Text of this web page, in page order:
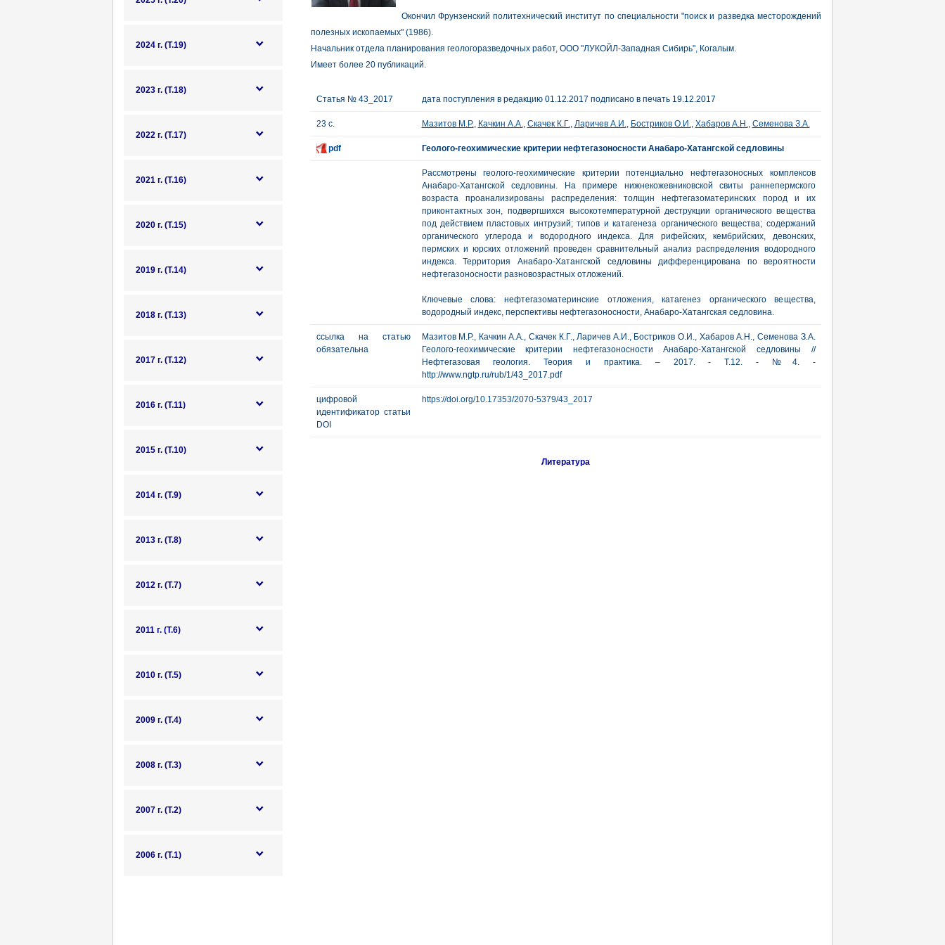
2024 г. (Т.19)
2023 г. (Т.18)
2022 г. (Т.17)
2021 г. (Т.16)
2020 г. (Т.15)
2019 г. (Т.14)
2018 г. (Т.13)
2017 г. (Т.12)
2016 г. (Т.11)
2015 г. (Т.10)
2014 г. (Т.9)
2013 г. (Т.8)
2012 г. (Т.7)
2011 г. (Т.6)
2010 г. (Т.5)
2009 г. (Т.4)
2008 г. (Т.3)
2007 г. (Т.2)
2006 г. (Т.1)
Окончил Фрунзенский политехнический институт по специальности "поиск и разведка месторождений
полезных ископаемых" (1986).
Начальник отдела планирования геологоразведочных работ, ООО "ЛУКОЙЛ-Западная Сибирь", Когалым.
Имеет более 20 публикаций.
Статья № 43_2017 дата поступления в редакцию 01.12.2017 подписано в печать 19.12.2017
23 с. Мазитов М.Р., Качкин А.А., Скачек К.Г., Ларичев А.И., Бостриков О.И., Хабаров А.Н., Семенова З.А.
pdf Геолого-геохимические критерии нефтегазоносности Анабаро-Хатангской седловины
Рассмотрены геолого-геохимические критерии потенциально нефтегазоносных комплексов
Анабаро-Хатангской седловины. На примере нижнекожевниковской свиты раннепермского
возраста проанализированы распределения: толщин нефтегазоматеринских пород и их
приконтактных зон, подвергшихся высокотемпературной деструкции органического вещества
под действием пластовых интрузий; типов и катагенеза органического вещества; содержаний
органического углерода и водородного индекса. Для рифейских, кембрийских, девонских,
пермских и юрских отложений проведен сравнительный анализ распределения водородного
индекса. Территория Анабаро-Хатангской седловины дифференцирована по вероятности
нефтегазоносности разновозрастных отложений.
Ключевые слова: нефтегазоматеринские отложения, катагенез органического вещества,
водородный индекс, перспективы нефтегазоносности, Анабаро-Хатангская седловина.
ссылка на статью
обязательна
Мазитов М.Р., Качкин А.А., Скачек К.Г., Ларичев А.И., Бостриков О.И., Хабаров А.Н., Семенова З.А.
Геолого-геохимические критерии нефтегазоносности Анабаро-Хатангской седловины //
Нефтегазовая геология. Теория и практика. – 2017. - Т.12. - №4. -
http://www.ngtp.ru/rub/1/43_2017.pdf
цифровой
идентификатор статьи
DOI
https://doi.org/10.17353/2070-5379/43_2017
Литература